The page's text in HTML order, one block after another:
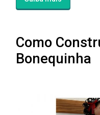
Como
Bonequinha